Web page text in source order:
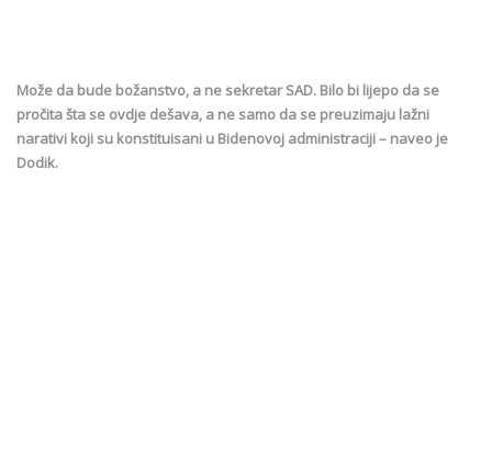
Može da bude božanstvo, a ne sekretar SAD. Bilo bi lijepo da se
pročita šta se ovdje dešava, a ne samo da se preuzimaju lažni
narativi koji su konstituisani u Bidenovoj administraciji – naveo je
Dodik.